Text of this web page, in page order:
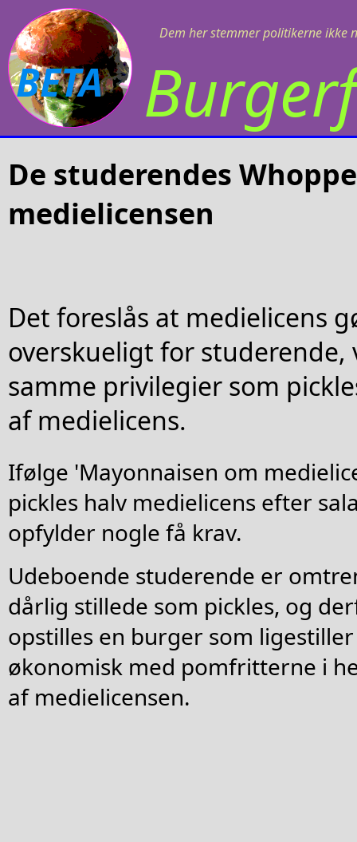
Dem her stemmer politikerne ikke
BETA
De studerendes
medielicensen
Det foreslås at medielicens
overskueligt for studerende,
samme privilegier som
af medielicens.
Ifølge 'Mayonnaisen om
pickles halv medielicens efter
opfylder nogle få krav.
Udeboende studerende er
dårlig stillede som pickles, og
opstilles en burger som
økonomisk med pomfritterne i
af medielicensen.